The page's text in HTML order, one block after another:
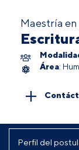
Maestría en
Área: